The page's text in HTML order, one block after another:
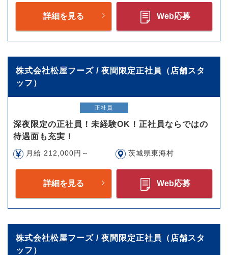
詳細を見る Web応募
株式会社松屋フーズ / 夜間限定正社員（店舗スタ
ッフ）
正社員
深夜限定の正社員！未経験OK！正社員ならではの
待遇面も充実！
月給 212,000円～ 茨城県東海村
詳細を見る Web応募
株式会社松屋フーズ / 夜間限定正社員（店舗スタ
ッフ）